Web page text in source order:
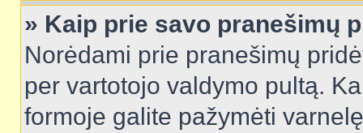
» Kaip prie savo pranešimų
Norėdami prie pranešimų
per vartotojo valdymo pultą.
formoje galite pažymėti